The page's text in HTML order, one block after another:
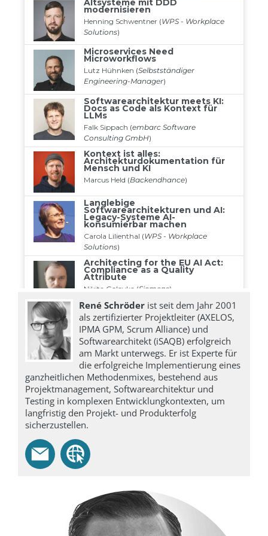
René Schröder ist seit dem Jahr 2001
als zertifizierter Projektleiter (AXELOS,
IPMA GPM, Scrum Alliance) und
Softwarearchitekt (iSAQB) erfolgreich
am Markt unterwegs. Er ist Experte für
die erfolgreiche Implementierung eines
ganzheitlichen Methodenmixes, bestehend aus
Projektmanagement, Softwarearchitektur und
Testing in komplexen Entwicklungkontexten, um
langfristig den Projekt- und Produkterfolg
sicherzustellen.